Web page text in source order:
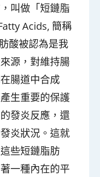
叫做「短鏈脂
Acids, 簡稱
酸被認為是我
源，對維持腸
腸道中合成
生重要的保護
發炎反應，還
炎狀況。這就
些短鏈脂肪
一種內在的平